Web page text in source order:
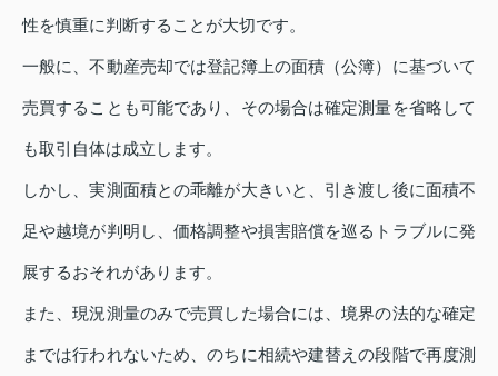
性を慎重に判断することが大切です。
一般に、不動産売却では登記簿上の面積（公簿）に基づいて
売買することも可能であり、その場合は確定測量を省略して
も取引自体は成立します。
しかし、実測面積との乖離が大きいと、引き渡し後に面積不
足や越境が判明し、価格調整や損害賠償を巡るトラブルに発
展するおそれがあります。
また、現況測量のみで売買した場合には、境界の法的な確定
までは行われないため、のちに相続や建替えの段階で再度測